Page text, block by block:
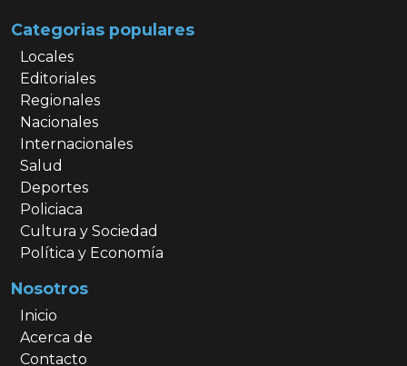
Categorias populares
Locales
Editoriales
Regionales
Nacionales
Internacionales
Salud
Deportes
Policiaca
Cultura y Sociedad
Política y Economía
Nosotros
Inicio
Acerca de
Contacto